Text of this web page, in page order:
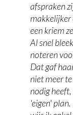
afspraken
makkelijker
een kriem
Al snel
noteren
Dat gaf
niet meer
nodig
'eigen'